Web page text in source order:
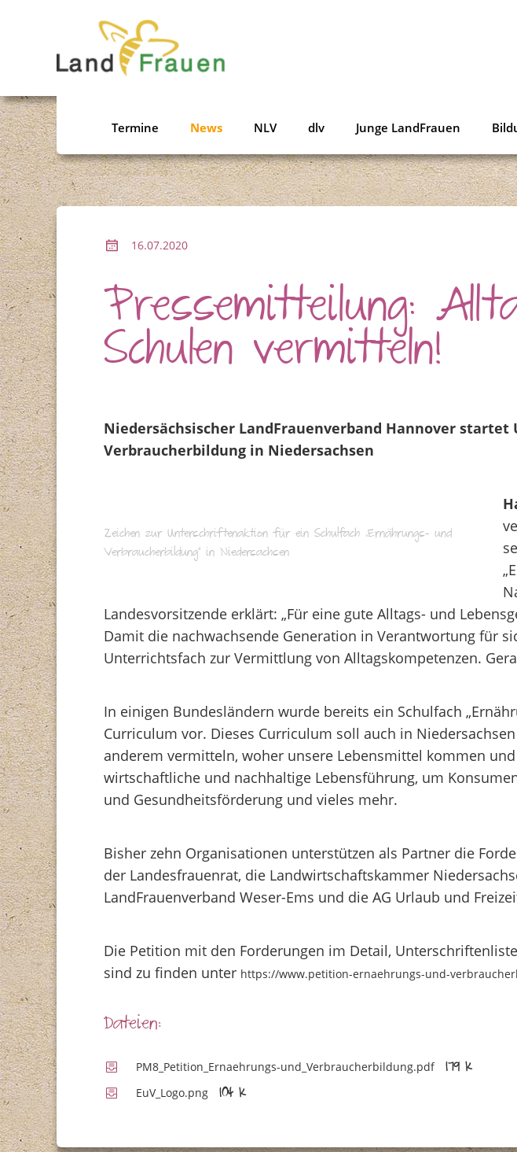
Termine News NLV dlv Junge LandFrauen
16.07.2020
Pressemitteilung:
Schulen vermitteln!
Niedersächsischer LandFrauenverband Hannover
Verbraucherbildung in Niedersachsen
Zeichen zur Unterschriftenaktion für ein Schulfach „Ernährungs- und
Verbraucherbildung“ in Niedersachsen
Landesvorsitzende erklärt: „Für eine gute Alltags- und
Damit die nachwachsende Generation in Verantwortung für
Unterrichtsfach zur Vermittlung von Alltagskompetenzen.
In einigen Bundesländern wurde bereits ein Schulfach
Curriculum vor. Dieses Curriculum soll auch in
anderem vermitteln, woher unsere Lebensmittel kommen
wirtschaftliche und nachhaltige Lebensführung, um
und Gesundheitsförderung und vieles mehr.
Bisher zehn Organisationen unterstützen als Partner die
der Landesfrauenrat, die Landwirtschaftskammer
LandFrauenverband Weser-Ems und die AG Urlaub und
Die Petition mit den Forderungen im Detail,
sind zu finden unter https://www.petition-ernaehrungs-und-
Dateien:
PM8_Petition_Ernaehrungs-und_Verbraucherbildung.pdf 179 K
EuV_Logo.png 104 K